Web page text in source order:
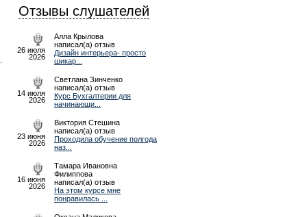
Отзывы слушателей
26 июля
2026
Алла Крылова
написал(а) отзыв
Дизайн интерьера- просто
шикар...
14 июля
2026
Светлана Зинченко
написал(а) отзыв
Курс Бухгалтерии для
начинающи...
23 июня
2026
Виктория Стешина
написал(а) отзыв
Проходила обучение полгода
наз...
16 июня
2026
Тамара Ивановна
Филиппова
написал(а) отзыв
На этом курсе мне
понравилась ...